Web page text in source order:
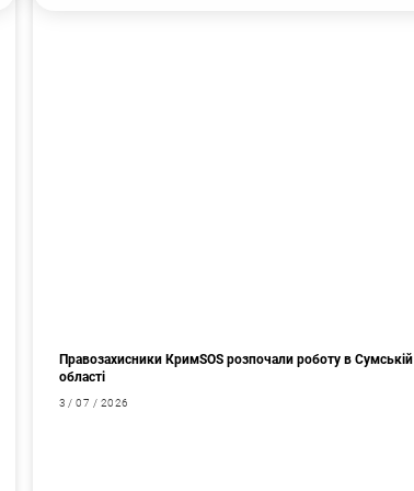
Правозахисники КримSOS розпочали роботу в Сумській
області
3 / 07 / 2026